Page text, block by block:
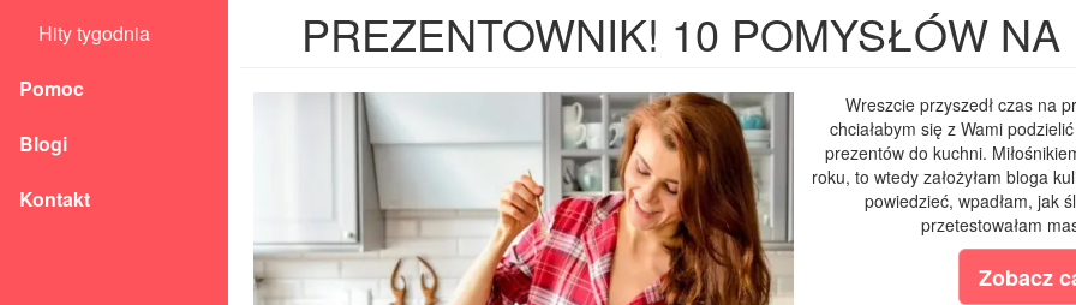
Hity tygodnia
Pomoc
Blogi
Kontakt
PREZENTOWNIK! 10 POMYSŁÓW
Wreszcie przyszedł czas na
chciałabym się z Wami
prezentów do kuchni.
roku, to wtedy założyłam bloga
powiedzieć, wpadłam, jak
przetestowałam
Zobacz